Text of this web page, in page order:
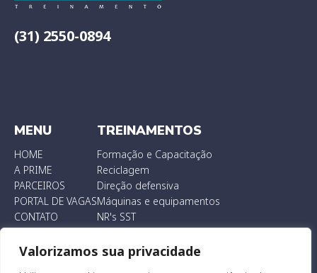
Valorizamos sua privacidade
(31) 2550-0894
MENU
HOME
A PRIME
PARCEIROS
PORTAL DE VAGAS
CONTATO
TREINAMENTOS
Formação e Capacitação
Reciclagem
Direção defensiva
Máquinas e equipamentos
NR's SST